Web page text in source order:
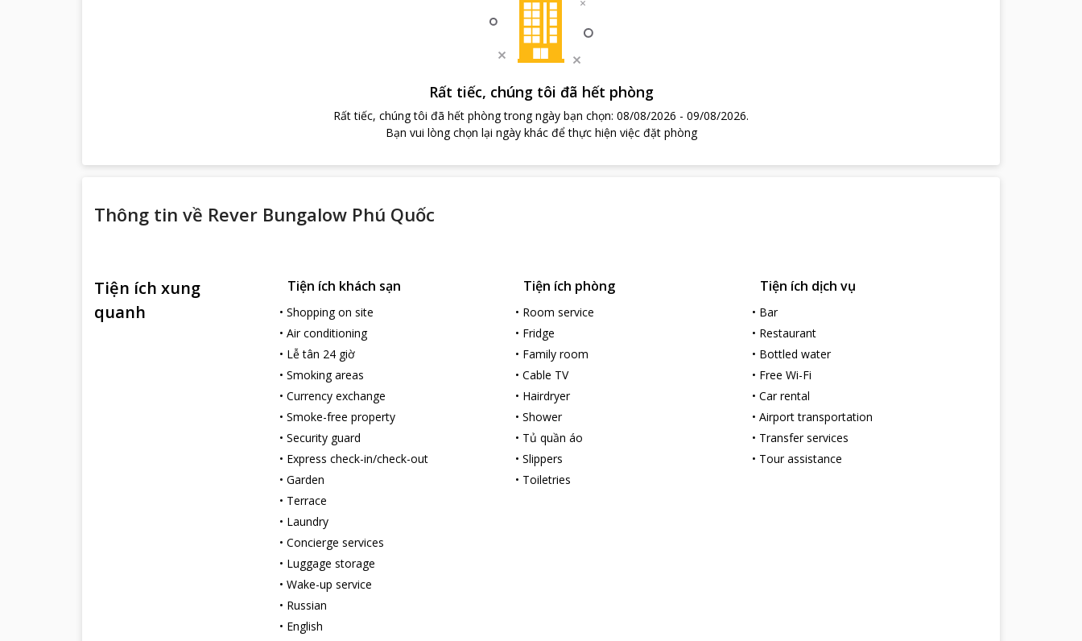
Rất tiếc, chúng tôi đã hết phòng
Rất tiếc, chúng tôi đã hết phòng trong ngày bạn chọn: 08/08/2026 - 09/08/2026.
Bạn vui lòng chọn lại ngày khác để thực hiện việc đặt phòng
Thông tin về Rever Bungalow Phú Quốc
Tiện ích xung
quanh
Tiện ích khách sạn
• Shopping on site
• Air conditioning
• Lễ tân 24 giờ
• Smoking areas
• Currency exchange
• Smoke-free property
• Security guard
• Express check-in/check-out
• Garden
• Terrace
• Laundry
• Concierge services
• Luggage storage
• Wake-up service
• Russian
• English
Tiện ích phòng
• Room service
• Fridge
• Family room
•Cable TV
• Hairdryer
•Shower
• Tủ quần áo
•Slippers
• Toiletries
Tiện ích dịch vụ
• Bar
• Restaurant
• Bottled water
• Free Wi-Fi
• Car rental
• Airport transportation
• Transfer services
• Tour assistance